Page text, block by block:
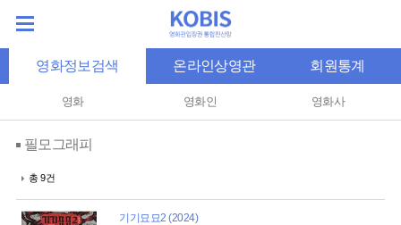
영화정보검색 온라인상영관 회원통계
영화 영화인 영화사
필모그래피
총 9건
기기묘묘2 (2024)